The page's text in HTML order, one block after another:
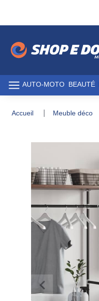
AUTO-MOTO BEAUTÉ
accueil meuble déco